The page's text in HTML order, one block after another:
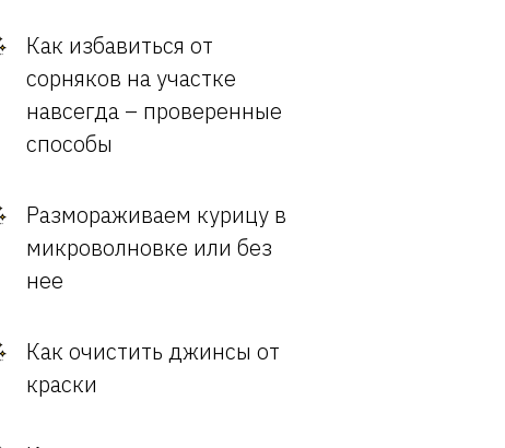
Как избавиться от
сорняков на участке
навсегда – проверенные
способы
Размораживаем курицу в
микроволновке или без
нее
Как очистить джинсы от
краски